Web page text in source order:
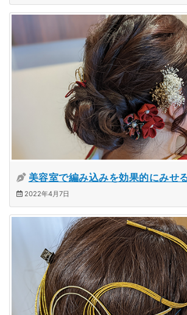
美容室で編み込みを効果的にみせ
2022年4月7日